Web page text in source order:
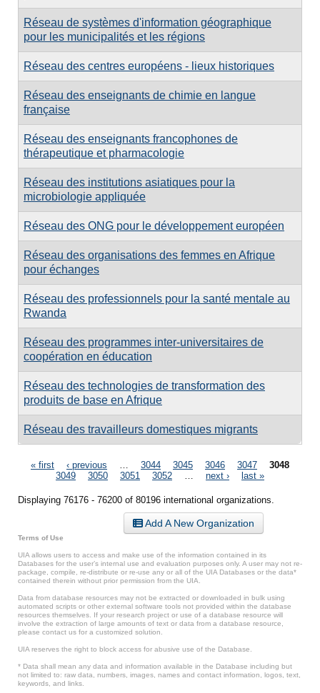
Réseau de systèmes d'information géographique
pour les municipalités et les régions
Réseau des centres européens - lieux historiques
Réseau des enseignants de chimie en langue
française
Réseau des enseignants francophones de
thérapeutique et pharmacologie
Réseau des institutions asiatiques pour la
microbiologie appliquée
Réseau des ONG pour le développement européen
Réseau des organisations des femmes en Afrique
pour échanges
Réseau des professionnels pour la santé mentale au
Rwanda
Réseau des programmes inter-universitaires de
coopération en éducation
Réseau des technologies de transformation des
produits de base en Afrique
Réseau des travailleurs domestiques migrants
Pages
« first ‹ previous 3044 3045 3046 3047
3048
3049
3050 3051 3052 next › last »
Displaying 76176 - 76200 of 80196 international organizations.
Add A New Organization
Terms of Use
UIA allows users to access and make use of the information contained in its
Databases for the user’s internal use and evaluation purposes only. A user may not re-
package, compile, re-distribute or re-use any or all of the UIA Databases or the data*
contained therein without prior permission from the UIA.
Data from database resources may not be extracted or downloaded in bulk using
automated scripts or other external software tools not provided within the database
resources themselves. If your research project or use of a database resource will
involve the extraction of large amounts of text or data from a database resource,
please contact us for a customized solution.
UIA reserves the right to block access for abusive use of the Database.
* Data shall mean any data and information available in the Database including but
not limited to: raw data, numbers, images, names and contact information, logos, text,
keywords, and links.